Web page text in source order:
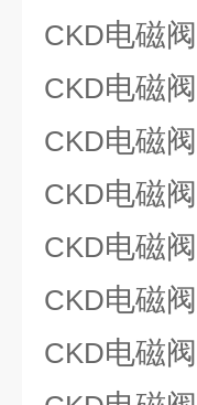
CKD电磁阀
CKD电磁阀
CKD电磁阀
CKD电磁阀
CKD电磁阀
CKD电磁阀
CKD电磁阀